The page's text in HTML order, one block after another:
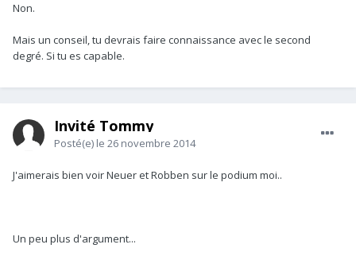
Non.
Mais un conseil, tu devrais faire connaissance avec le second
degré. Si tu es capable.
Invité Tommy
Posté(e) le 26 novembre 2014
J'aimerais bien voir Neuer et Robben sur le podium moi..
Un peu plus d'argument...